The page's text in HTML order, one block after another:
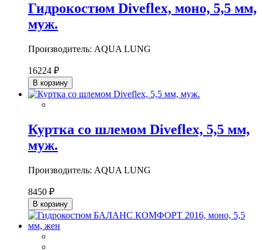
Гидрокостюм Diveflex, моно, 5,5 мм,
муж.
Производитель: AQUA LUNG
16224 ₽
В корзину
Куртка со шлемом Diveflex, 5,5 мм,
муж.
Производитель: AQUA LUNG
8450 ₽
В корзину